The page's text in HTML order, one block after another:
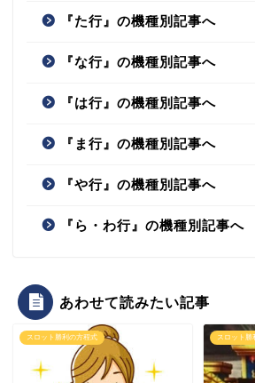
『た行』の機種別記事へ
『な行』の機種別記事へ
『は行』の機種別記事へ
『ま行』の機種別記事へ
『や行』の機種別記事へ
『ら・わ行』の機種別記事へ
あわせて読みたい記事
スロット勝利の方程式 スロット勝